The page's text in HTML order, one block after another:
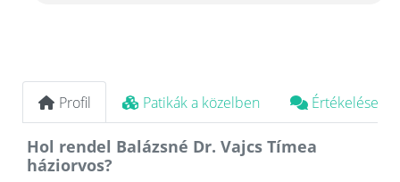
Profil Patikák a közelben Értékelések
Hol rendel Balázsné Dr. Vajcs Tímea
háziorvos?